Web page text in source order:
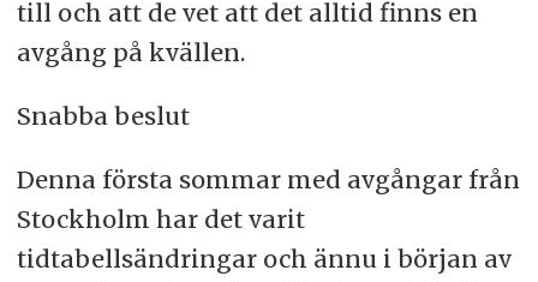
till och att de vet att det alltid finns en
avgång på kvällen.
Snabba beslut
Denna första sommar med avgångar från
Stockholm har det varit
tidtabellsändringar och ännu i början av